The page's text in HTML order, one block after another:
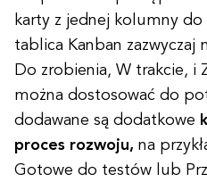
karty z jednej kolumny
tablica Kanban
Do zrobienia, W trakcie, i
można dostosować do
dodawane są dodatkowe
proces rozwoju, na
Gotowe do testów lub